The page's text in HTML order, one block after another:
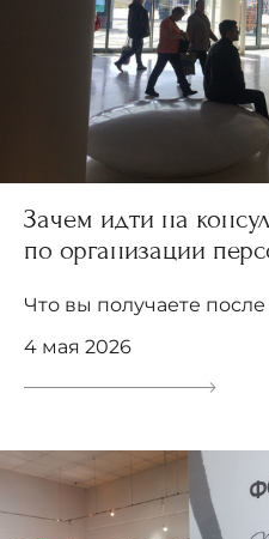
Зачем идти на
по организации
Что вы получаете
4 мая 2026